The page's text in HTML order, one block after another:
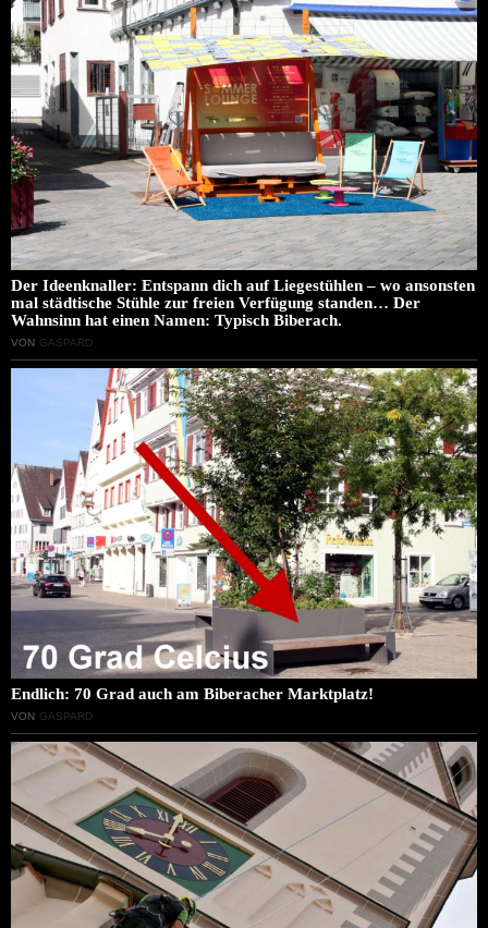
Der Ideenknaller: Entspann dich auf Liegestühlen – wo ansonsten
mal städtische Stühle zur freien Verfügung standen… Der
Wahnsinn hat einen Namen: Typisch Biberach.
VON GASPARD
Endlich: 70 Grad auch am Biberacher Marktplatz!
VON GASPARD